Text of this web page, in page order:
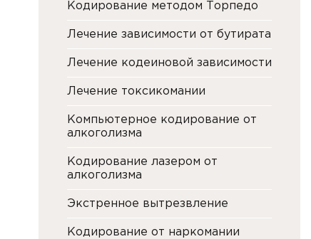
Кодирование методом Торпедо
Лечение зависимости от бутирата
Лечение кодеиновой зависимости
Лечение токсикомании
Компьютерное кодирование от
алкоголизма
Кодирование лазером от
алкоголизма
Экстренное вытрезвление
Кодирование от наркомании